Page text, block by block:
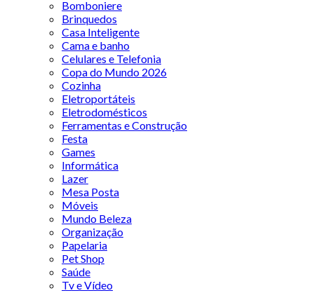
Bomboniere
Brinquedos
Casa Inteligente
Cama e banho
Celulares e Telefonia
Copa do Mundo 2026
Cozinha
Eletroportáteis
Eletrodomésticos
Ferramentas e Construção
Festa
Games
Informática
Lazer
Mesa Posta
Móveis
Mundo Beleza
Organização
Papelaria
Pet Shop
Saúde
Tv e Vídeo